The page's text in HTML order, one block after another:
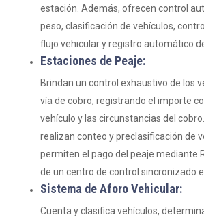
estación. Además, ofrecen control
peso, clasificación de vehículos,
flujo vehicular y registro automático
Estaciones de Peaje:
Brindan un control exhaustivo de los
vía de cobro, registrando el importe
vehículo y las circunstancias del
realizan conteo y preclasificación de
permiten el pago del peaje mediante
de un centro de control sincronizado
Sistema de Aforo Vehicular:
Cuenta y clasifica vehículos,